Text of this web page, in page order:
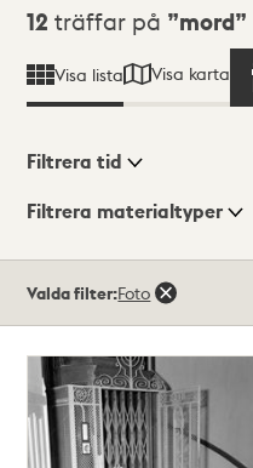
Sökresultat
12 träffar på mord
Visa lista Visa karta
Visningsläge
Filtrera tid
Filtrera materialtyper
träffar
Valda filter:Foto